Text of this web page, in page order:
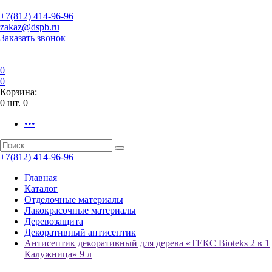
+7(812) 414-96-96
zakaz@dspb.ru
Заказать звонок
0
0
Корзина:
0 шт. 0
•••
+7(812) 414-96-96
Главная
Каталог
Отделочные материалы
Лакокрасочные материалы
Деревозащита
Декоративный антисептик
Антисептик декоративный для дерева «ТЕКС Bioteks 2 в 1
Калужница» 9 л